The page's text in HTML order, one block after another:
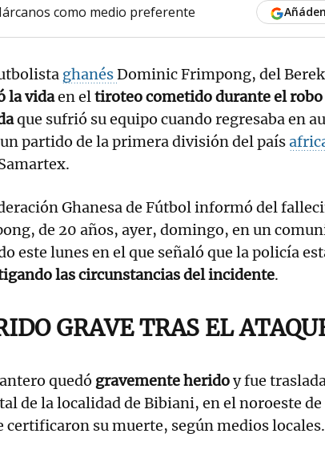
como medio preferente
ghanésDominic Frimpong, del
la vidaen eltiroteo cometido durante el robo
que sufrió su equipo cuando regresaba en
partido de la primera división del país
Ghanesa de Fútbol informó del
de 20 años, ayer, domingo, en un
este lunes en el que señaló que la policía
las circunstancias del incidente.
GRAVE TRAS EL
quedó gravemente heridoy fue
de la localidad de Bibiani, en el noroeste de
certificaron su muerte, según medios locales.